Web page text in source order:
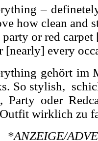
–
how clean and
party or red
[nearly] every
gehört im
So stylish,
Party oder
wirklich zu
*ANZEIGE/